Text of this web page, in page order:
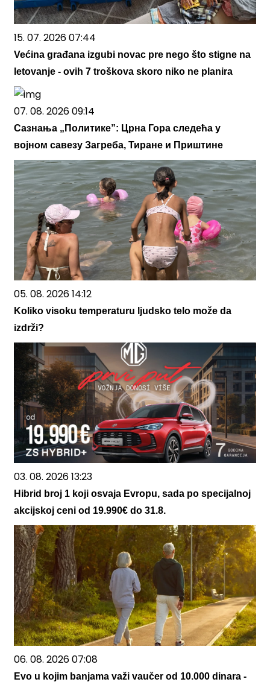
15. 07. 2026 07:44
Većina građana izgubi novac pre nego što stigne na
letovanje - ovih 7 troškova skoro niko ne planira
07. 08. 2026 09:14
Сазнања „Политике”: Црна Гора следећа у
војном савезу Загреба, Тиране и Приштине
05. 08. 2026 14:12
Koliko visoku temperaturu ljudsko telo može da
izdrži?
03. 08. 2026 13:23
Hibrid broj 1 koji osvaja Evropu, sada po specijalnoj
akcijskoj ceni od 19.990€ do 31.8.
06. 08. 2026 07:08
Evo u kojim banjama važi vaučer od 10.000 dinara -